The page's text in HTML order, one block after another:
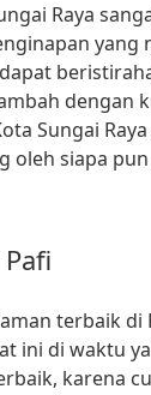
Raya
yang
dengan
Sungai
oleh siapa
terbaik di
ini di waktu
karena